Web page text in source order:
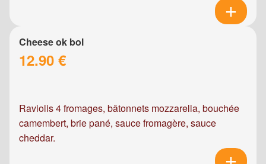
Cheese ok bol
12.90 €
Raviolis 4 fromages, bâtonnets mozzarella, bouchée
camembert, brie pané, sauce fromagère, sauce
cheddar.